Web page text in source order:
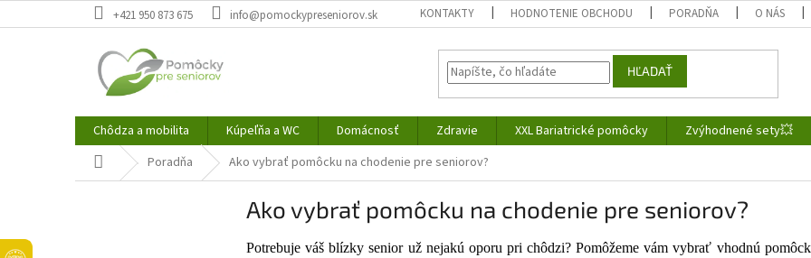
na
+421 950 873 675 info@pomockypreseniorov.sk KONTAKTY HODNOTENIE OBCHODU PORADŇA O NÁS
HĽADAŤ
Chôdza a mobilita Kúpeľňa a WC Domácnosť Zdravie XXL Bariatrické pomôcky Zvýhodnené sety💥
DomovPoradňa Ako vybrať pomôcku na chodenie pre seniorov?
Ako vybrať pomôcku na chodenie pre seniorov?
Potrebuje váš blízky senior už nejakú oporu pri chôdzi? Pomôžeme vám vybrať vhodnú